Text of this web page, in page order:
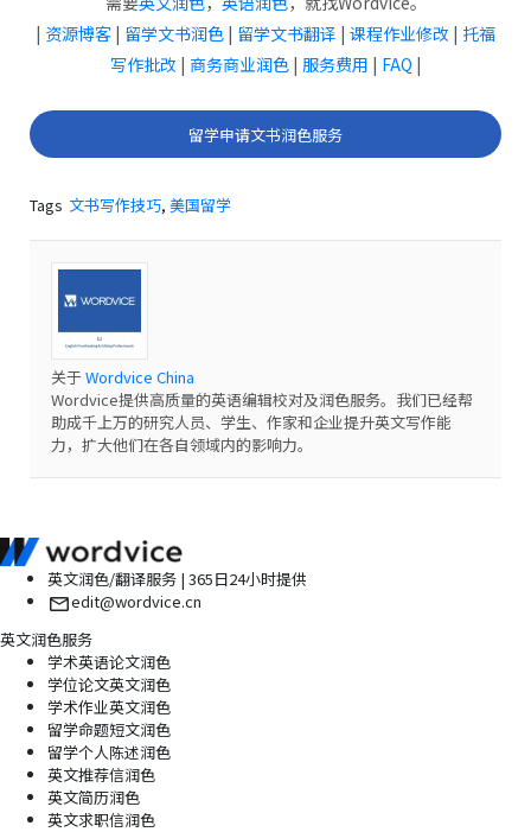
| 资源博客 | 留学文书润色 | 留学文书翻译 | 课程作业修改 | 托福
写作批改 | 商务商业润色| 服务费用 | FAQ |
留学申请文书润色服务
Tags 文书写作技巧, 美国留学
关于Wordvice China
Wordvice提供高质量的英语编辑校对及润色服务。我们已经帮
助成千上万的研究人员、学生、作家和企业提升英文写作能
力，扩大他们在各自领域内的影响力。
英文润色/翻译服务 | 365日24小时提供
edit@wordvice.cn
英文润色服务
学术英语论文润色
学位论文英文润色
学术作业英文润色
留学命题短文润色
留学个人陈述润色
英文推荐信润色
英文简历润色
英文求职信润色